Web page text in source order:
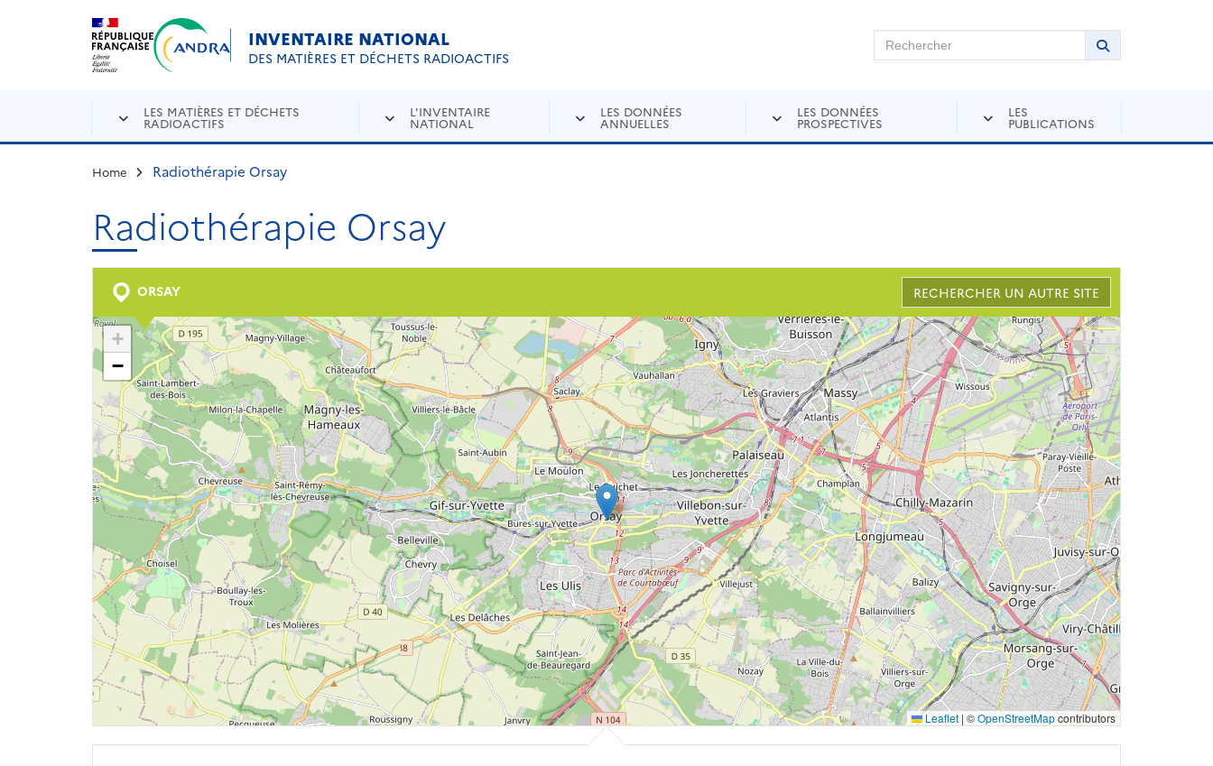
Aller au contenu principal
INVENTAIRE NATIONAL
DES MATIÈRES ET DÉCHETS RADIOACTIFS
Rechercher sur Andra Inventaire Rechercher
Lancer la
LES MATIÈRES ET DÉCHETS
RADIOACTIFS
L'INVENTAIRE
NATIONAL
LES DONNÉES
ANNUELLES
LES DONNÉES
PROSPECTIVES
LES
PUBLICATIONS
Home Radiothérapie Orsay
Radiothérapie Orsay
ORSAY RECHERCHER UN AUTRE SITE
+
−
Leaflet | ©OpenStreetMapcontributors